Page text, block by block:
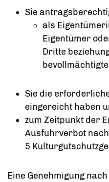
Sie
als
Eigentümer
Dritte
Sie die
eingereicht haben
zum Zeitpunkt der
Ausfuhrverbot nach
5
Eine Genehmigung nach